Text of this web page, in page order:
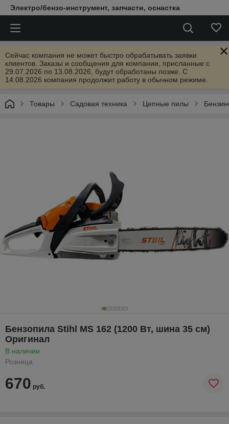
Электро/бензо-инструмент, запчасти, оснастка
Сейчас компания не может быстро обрабатывать заявки
клиентов. Заказы и сообщения для компании, присланные с
29.07.2026 по 13.08.2026, будут обработаны позже. С
14.08.2026 компания продолжит работу в обычном режиме.
Товары Садовая техника Цепные пилы
Бензопила Stihl MS 162 (1200 Вт, шина 35 см)
Оригинал
В наличии
Розница
670 руб.